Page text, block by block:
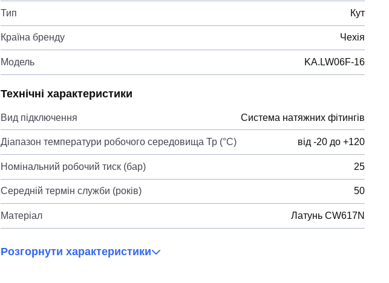
Тип Кут
Країна бренду Чехія
Модель KA.LW06F-16
Технічні характеристики
Вид підключення Система натяжних фітингів
Діапазон температури робочого середовища Тр (°С) від -20 до +120
Номінальний робочий тиск (бар) 25
Середній термін служби (років) 50
Матеріал Латунь CW617N
Розгорнути характеристики